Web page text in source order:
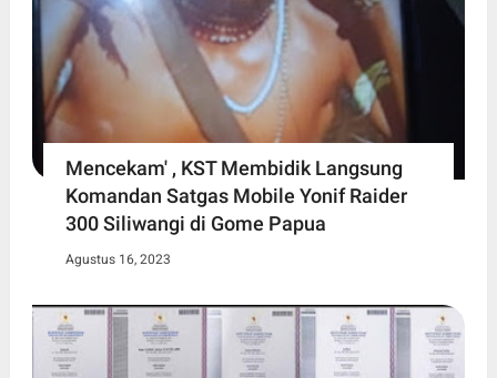
Mencekam' , KST Membidik Langsung
Komandan Satgas Mobile Yonif Raider
300 Siliwangi di Gome Papua
Agustus 16, 2023